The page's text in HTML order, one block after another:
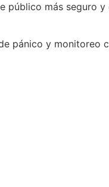
más seguro
pánico y